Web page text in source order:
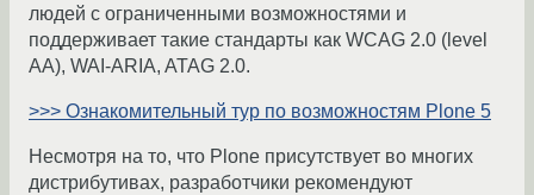
людей с ограниченными возможностями и
поддерживает такие стандарты как WCAG 2.0 (level
AA), WAI-ARIA, ATAG 2.0.
>>> Ознакомительный тур по возможностям Plone 5
Несмотря на то, что Plone присутствует во многих
дистрибутивах, разработчики рекомендуют